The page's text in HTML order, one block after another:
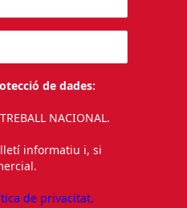
de dades:
NACIONAL.
informatiu i, si
de privacitat.